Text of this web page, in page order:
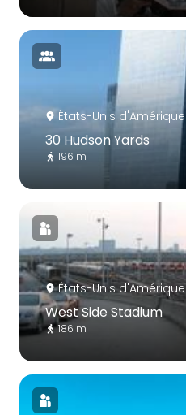
États-Unis d'Amérique
30 Hudson Yards
196 m
États-Unis d'Amérique
West Side Stadium
186 m